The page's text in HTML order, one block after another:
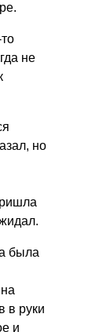
не
но
была
в руки
и